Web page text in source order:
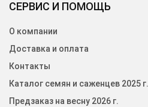
СЕРВИС И ПОМОЩЬ
О компании
Доставка и оплата
Контакты
Каталог семян и саженцев 2025 г.
Предзаказ на весну 2026 г.